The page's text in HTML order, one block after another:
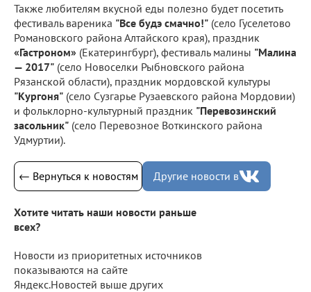
Также любителям вкусной еды полезно будет посетить
фестиваль вареника "Все будэ смачно!" (село Гуселетово
Романовского района Алтайского края), праздник
«Гастроном» (Екатерингбург), фестиваль малины "Малина
— 2017" (село Новоселки Рыбновского района
Рязанской области), праздник мордовской культуры
"Кургоня" (село Сузгарье Рузаевского района Мордовии)
и фольклорно-культурный праздник "Перевозинский
засольник" (село Перевозное Воткинского района
Удмуртии).
← Вернуться к новостям Другие новости в
Хотите читать наши новости раньше
всех?
Новости из приоритетных источников
показываются на сайте
Яндекс.Новостей выше других